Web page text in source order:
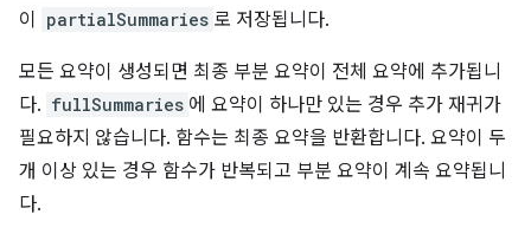
이
partialSummaries 로 저장됩니다.
모든 요약이 생성되면 최종 부분 요약이 전체 요약에 추가됩니
다. fullSummaries 에 요약이 하나만 있는 경우 추가 재귀가
필요하지 않습니다. 함수는 최종 요약을 반환합니다. 요약이 두
개 이상 있는 경우 함수가 반복되고 부분 요약이 계속 요약됩니
다.